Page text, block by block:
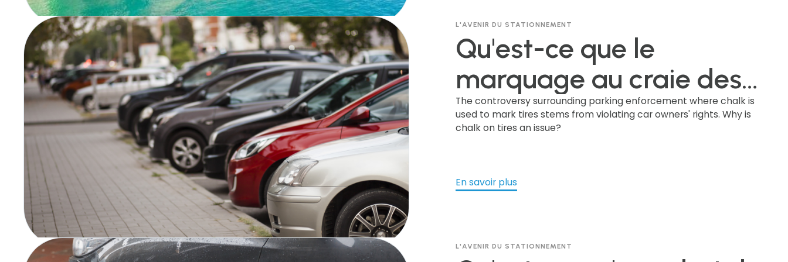
L'AVENIR DU STATIONNEMENT
Qu'est-ce que le
marquage au craie des
pneus dans le cadre du
contrôle du
stationnement, et
pourquoi cette pratique
The controversy surrounding parking enforcement where chalk is
used to mark tires stems from violating car owners' rights. Why is
chalk on tires an issue?
En savoir plus
L'AVENIR DU STATIONNEMENT